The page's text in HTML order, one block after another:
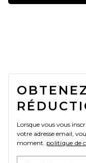
FOOTER
Lorsque vous vous
votre adresse email,
moment. politique de